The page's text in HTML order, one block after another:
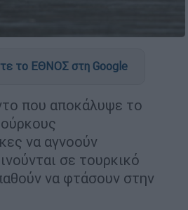
το ΕΘΝΟΣ στη Google
που αποκάλυψε το
να αγνοούν
σε τουρκικό
να φτάσουν στην